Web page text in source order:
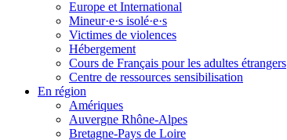
Europe et International
Mineur·e·s isolé·e·s
Victimes de violences
Hébergement
Cours de Français pour les adultes étrangers
Centre de ressources sensibilisation
En région
Amériques
Auvergne Rhône-Alpes
Bretagne-Pays de Loire